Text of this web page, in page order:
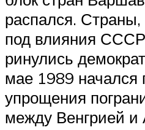
распался.
под влияния
ринулись
мае 1989 начался
упрощения
между Венгрией и